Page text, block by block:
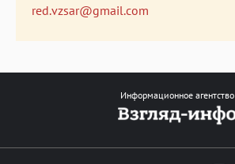
red.vzsar@gmail.com
Информационное агентство